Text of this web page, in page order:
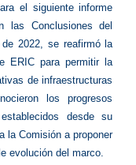
el siguiente informe
las Conclusiones del
2022, se reafirmó la
ERIC para permitir la
de infraestructuras
los progresos
desde su
la Comisión a proponer
evolución del marco.